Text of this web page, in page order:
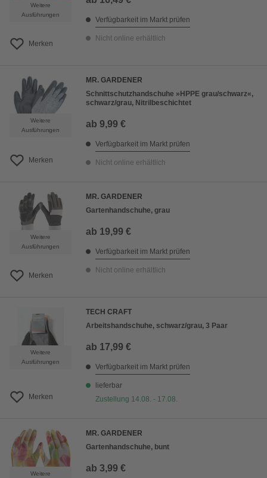
Weitere
Ausführungen
Merken
Verfügbarkeit im Markt prüfen
Nicht online erhältlich
Weitere
Ausführungen
Merken
MR. GARDENER
Schnittschutzhandschuhe »HPPE grau/schwarz«,
schwarz/grau, Nitrilbeschichtet
ab 9,99 €
Verfügbarkeit im Markt prüfen
Nicht online erhältlich
Weitere
Ausführungen
Merken
MR. GARDENER
Gartenhandschuhe, grau
ab 19,99 €
Verfügbarkeit im Markt prüfen
Nicht online erhältlich
Weitere
Ausführungen
Merken
TECH CRAFT
Arbeitshandschuhe, schwarz/grau, 3 Paar
ab 17,99 €
Verfügbarkeit im Markt prüfen
lieferbar
Zustellung 14.08. - 17.08.
Weitere
MR. GARDENER
Gartenhandschuhe, bunt
ab 3,99 €